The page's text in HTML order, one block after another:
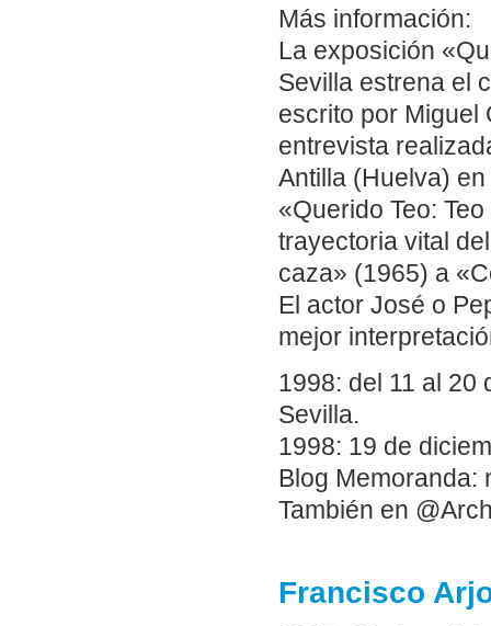
Más información:
La exposición
Sevilla estrena el
escrito por Miguel
entrevista
Antilla (Huelva)
«Querido Teo:
trayectoria vital
caza» (1965) a
El actor José o
mejor
1998: del 11 al 20
Sevilla.
1998: 19 de
Blog Memoranda:
También en
Francisco